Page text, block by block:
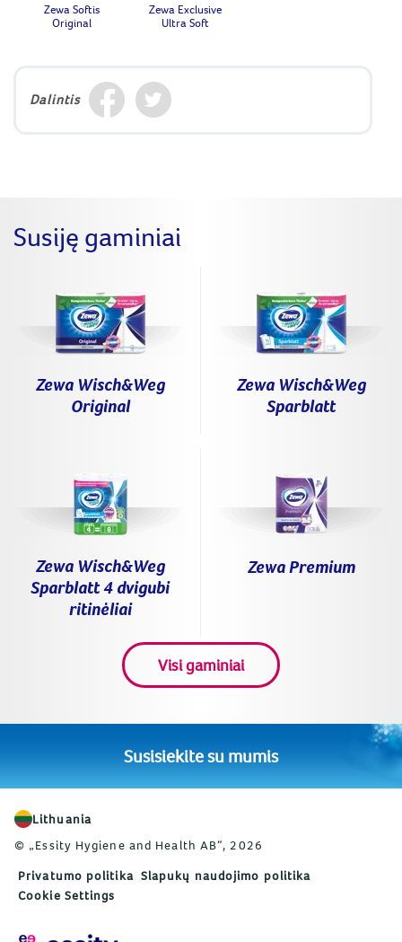
Zewa Softis
Original
Zewa Exclusive
Ultra Soft
Dalintis
Susiję gaminiai
Zewa Wisch&Weg
Original
Zewa Wisch&Weg
Sparblatt
Zewa Wisch&Weg
Sparblatt 4 dvigubi
ritinėliai
Zewa Premium
Visi gaminiai
Susisiekite su mumis
Lithuania
© „Essity Hygiene and Health AB“, 2026
Privatumo politika Slapukų naudojimo politika
Cookie Settings